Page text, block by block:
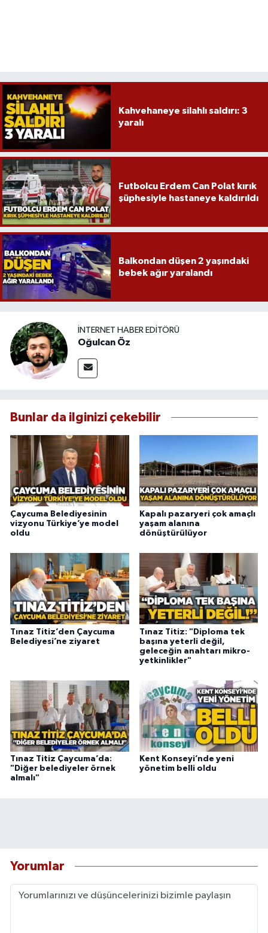
Kahvehaneye silahlı saldırı: 3
yaralı
Futbolcu Erdem Can Polat kırık
şüphesiyle hastaneye kaldırıldı
Balkondan düşen 2 yaşındaki
bebek ağır yaralandı
İNTERNET HABER EDITÖRÜ
Oğulcan Öz
Bunlar da ilginizi çekebilir
Çaycuma Belediyesinin
vizyonu Türkiye’ye model
oldu
Kapalı pazaryeri çok amaçlı
yaşam alanına
dönüştürülüyor
Tınaz Titiz’den Çaycuma
Belediyesi’ne ziyaret
Tınaz Titiz: "Diploma tek
başına yeterli değil,
geleceğin anahtarı mikro-
yetkinlikler"
Tınaz Titiz Çaycuma’da:
"Diğer belediyeler örnek
almalı"
Kent Konseyi’nde yeni
yönetim belli oldu
Yorumlar